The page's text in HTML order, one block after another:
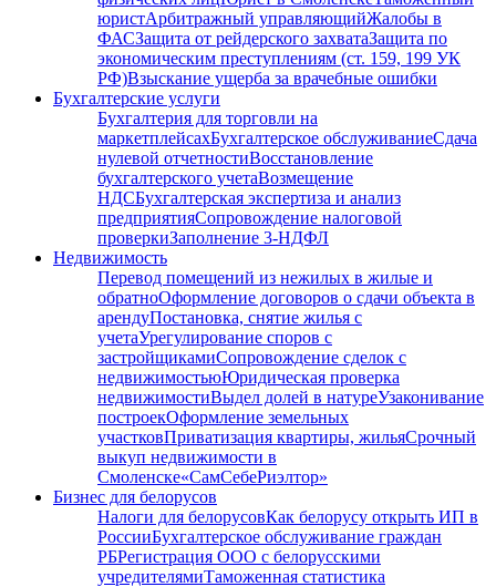
юристАрбитражный управляющийЖалобы в
ФАСЗащита от рейдерского захватаЗащита по
экономическим преступлениям (ст. 159, 199 УК
РФ)Взыскание ущерба за врачебные ошибки
Бухгалтерские услуги
Бухгалтерия для торговли на
маркетплейсахБухгалтерское обслуживаниеСдача
нулевой отчетностиВосстановление
бухгалтерского учетаВозмещение
НДСБухгалтерская экспертиза и анализ
предприятияСопровождение налоговой
проверкиЗаполнение 3-НДФЛ
Недвижимость
Перевод помещений из нежилых в жилые и
обратноОформление договоров о сдачи объекта в
арендуПостановка, снятие жилья с
учетаУрегулирование споров с
застройщикамиСопровождение сделок с
недвижимостьюЮридическая проверка
недвижимостиВыдел долей в натуреУзаконивание
построекОформление земельных
участковПриватизация квартиры, жильяСрочный
выкуп недвижимости в
Cмоленске«СамСебеРиэлтор»
Бизнес для белорусов
Налоги для белорусовКак белорусу открыть ИП в
РоссииБухгалтерское обслуживание граждан
РБРегистрация ООО с белорусскими
учредителямиТаможенная статистика